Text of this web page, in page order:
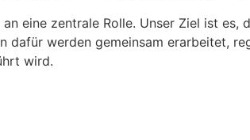
eine zentrale Rolle. Unser Ziel ist
dafür werden gemeinsam erarbeitet,
wird.